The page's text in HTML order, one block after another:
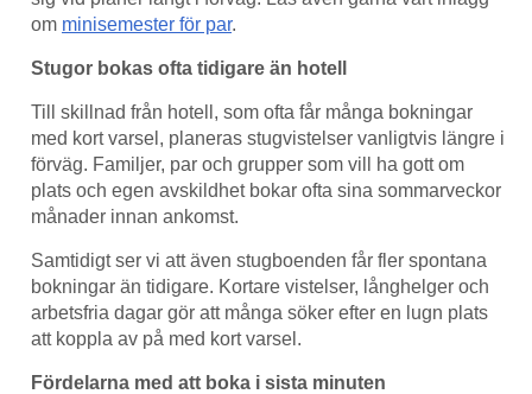
om minisemester för par.
Stugor bokas ofta tidigare än hotell
Till skillnad från hotell, som ofta får många bokningar
med kort varsel, planeras stugvistelser vanligtvis längre i
förväg. Familjer, par och grupper som vill ha gott om
plats och egen avskildhet bokar ofta sina sommarveckor
månader innan ankomst.
Samtidigt ser vi att även stugboenden får fler spontana
bokningar än tidigare. Kortare vistelser, långhelger och
arbetsfria dagar gör att många söker efter en lugn plats
att koppla av på med kort varsel.
Fördelarna med att boka i sista minuten